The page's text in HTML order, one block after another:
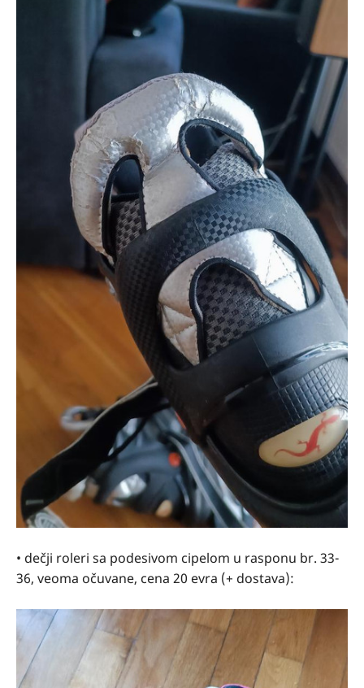
• dečji roleri sa podesivom cipelom u rasponu br. 33-
36, veoma očuvane, cena 20 evra (+ dostava):